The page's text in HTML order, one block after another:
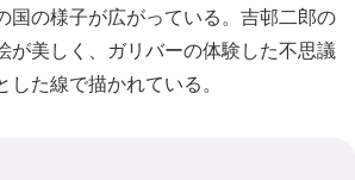
国の様子が広がっている。吉邨二郎の
が美しく、ガリバーの体験した不思議
た線で描かれている。